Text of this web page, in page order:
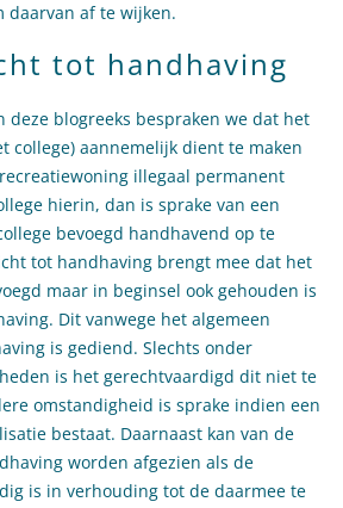
daarvan af te wijken.
tot handhaving
deze blogreeks bespraken we dat het
college) aannemelijk dient te maken
illegaal permanent
hierin, dan is sprake van een
bevoegd handhavend op te
tot handhaving brengt mee dat het
maar in beginsel ook gehouden is
Dit vanwege het algemeen
is gediend. Slechts onder
is het gerechtvaardigd dit niet te
omstandigheid is sprake indien een
bestaat. Daarnaast kan van de
worden afgezien als de
is in verhouding tot de daarmee te